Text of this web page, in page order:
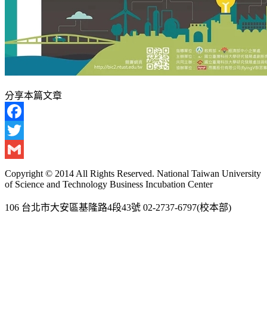
分享本篇文章
Facebook
Twitter
Gmail
Copyright © 2014 All Rights Reserved. National Taiwan University
of Science and Technology Business Incubation Center
106 台北市大安區基隆路4段43號 02-2737-6797(校本部)